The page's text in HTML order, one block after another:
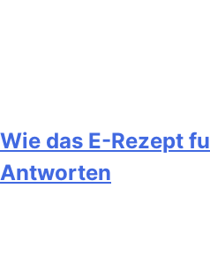
Wie das E-Rezept
Antworten